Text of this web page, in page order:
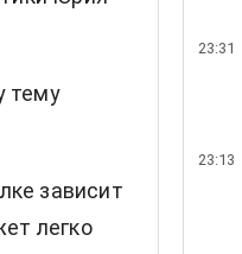
тему
зависит
легко
23:31
23:13